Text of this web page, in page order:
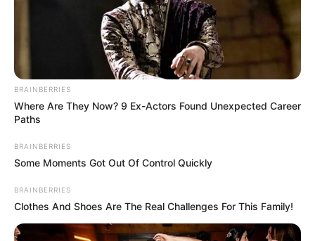
BRAINBERRIES
Where Are They Now? 9 Ex-Actors Found Unexpected Career
Paths
BRAINBERRIES
Some Moments Got Out Of Control Quickly
BRAINBERRIES
Clothes And Shoes Are The Real Challenges For This Family!